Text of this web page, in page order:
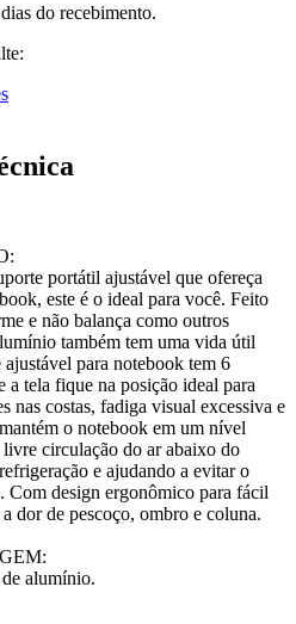
do recebimento.
portátil ajustável que ofereça
este é o ideal para você. Feito
e não balança como outros
também tem uma vida útil
para notebook tem 6
a tela fique na posição ideal para
nas costas, fadiga visual excessiva e
o notebook em um nível
circulação do ar abaixo do
e ajudando a evitar o
Com design ergonômico para fácil
dor de pescoço, ombro e coluna.
alumínio.